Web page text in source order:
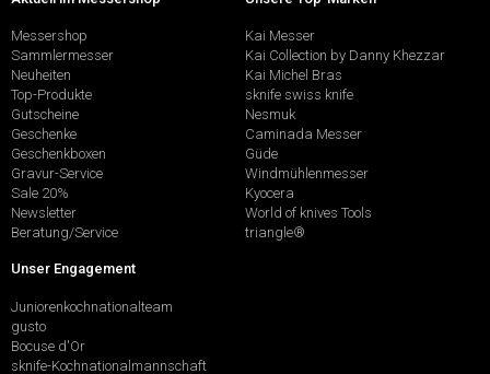
Messershop
Sammlermesser
Neuheiten
Top-Produkte
Gutscheine
Geschenke
Geschenkboxen
Gravur-Service
Sale 20%
Newsletter
Beratung/Service
Kai Messer
Kai Collection by Danny Khezzar
Kai Michel Bras
sknife swiss knife
Nesmuk
Caminada Messer
Güde
Windmühlenmesser
Kyocera
World of knives Tools
triangle®
Unser Engagement
Juniorenkochnationalteam
gusto
Bocuse d'Or
sknife-Kochnationalmannschaft